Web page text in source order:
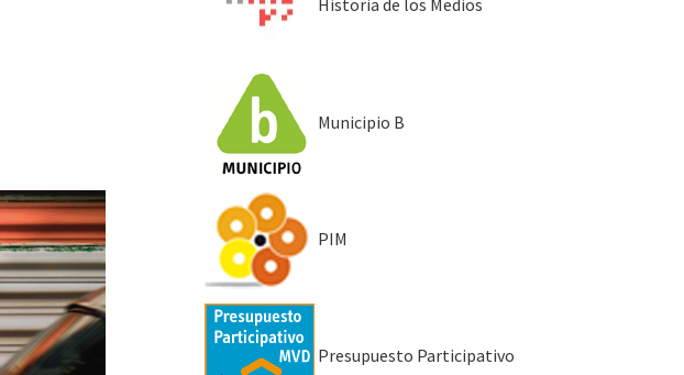
el
volumen.
Historia de los Medios
Municipio B
PIM
Presupuesto Participativo